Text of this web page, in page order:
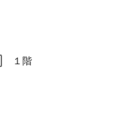
１階